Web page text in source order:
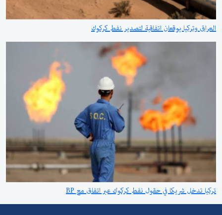
العراق وتركيا يوقعان اتفاقية لتصدير نفط كركوك
تركيا تدخل شريكا في حقول نفط كركوك عبر اتفاق مع BP